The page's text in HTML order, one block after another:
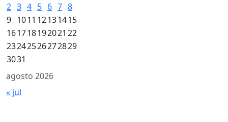
agosto 2026
2 3 4 5 6 7 8
9 1011 12131415
161718192021 22
23242526272829
3031
« jul